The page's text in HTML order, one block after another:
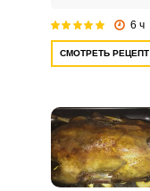
6 ч
СМОТРЕТЬ РЕЦЕПТ